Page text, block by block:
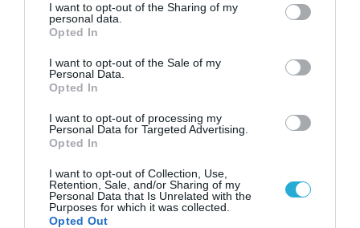
not limited to your visit or usage behaviour. You may click to
grant or deny consent to Google and its third-party tags to
use your data for below specified purposes in below Google
consent section.
I want to opt-out of the Sharing of my
personal data.
Opted In
I want to opt-out of the Sale of my
Personal Data.
Opted In
I want to opt-out of processing my
Personal Data for Targeted Advertising.
Opted In
I want to opt-out of Collection, Use,
Retention, Sale, and/or Sharing of my
Personal Data that Is Unrelated with the
Purposes for which it was collected.
Opted Out
01.08.2026 15:06
Αυτό είναι το σύμπτωμα του καρκίνου του
δέρματος που μπορεί να εντοπιστεί στο
κομμωτήριο! – Τι δείχνει νέα έρευνα